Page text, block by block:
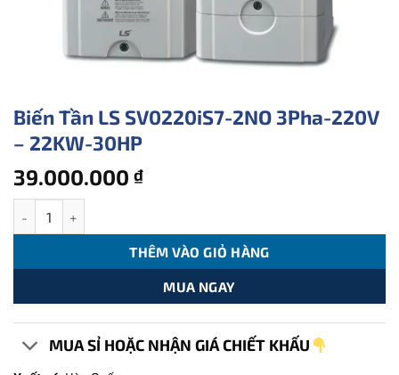
Biến Tần LS SV0220iS7-2NO 3Pha-220V
– 22KW-30HP
39.000.000 ₫
THÊM VÀO GIỎ HÀNG
MUA NGAY
MUA SỈ HOẶC NHẬN GIÁ CHIẾT KHẤU